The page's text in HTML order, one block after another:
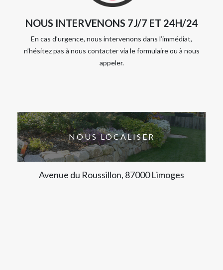
NOUS INTERVENONS 7J/7 ET 24H/24
En cas d’urgence, nous intervenons dans l’immédiat,
n’hésitez pas à nous contacter via le formulaire ou à nous
appeler.
NOUS LOCALISER
Avenue du Roussillon, 87000 Limoges